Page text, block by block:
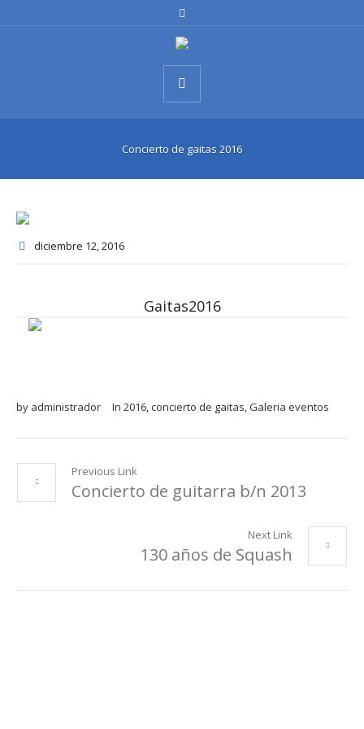
Concierto de gaitas 2016
diciembre 12 , 2016
Gaitas2016
by administrador In 2016 concierto de gaitas Galeria eventos
Previous Link
Concierto de guitarra b/n 2013
Next Link
130 años de Squash